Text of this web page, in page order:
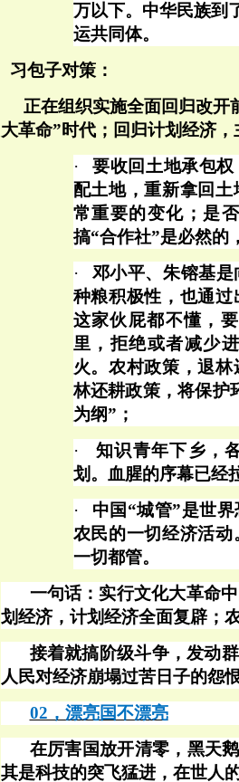
万以下。中华民族到
运共同体。
习包子对策：
正在组织实施全面回归改开
大革命”时代；回归计划经济，
·
要收回土地承包
配土地，重新拿回
常重要的变化；是
搞“合作社”是必然的
·
邓小平、朱镕基是
种粮积极性，也通过
这家伙屁都不懂，
里，拒绝或者减少
火。农村政策，退
林还耕政策，将保护
为纲”；
·
知识青年下乡，
划。血腥的序幕已经
·
中国 “城管”是世
农民的一切经济活动
一切都管。
一句话：实行文化大革命
划经济，计划经济全面复辟；
接着就搞阶级斗争，发动
人民对经济崩塌过苦日子的怨
02，漂亮国不漂亮
在厉害国放开清零，黑天
其是科技的突飞猛进，在世人